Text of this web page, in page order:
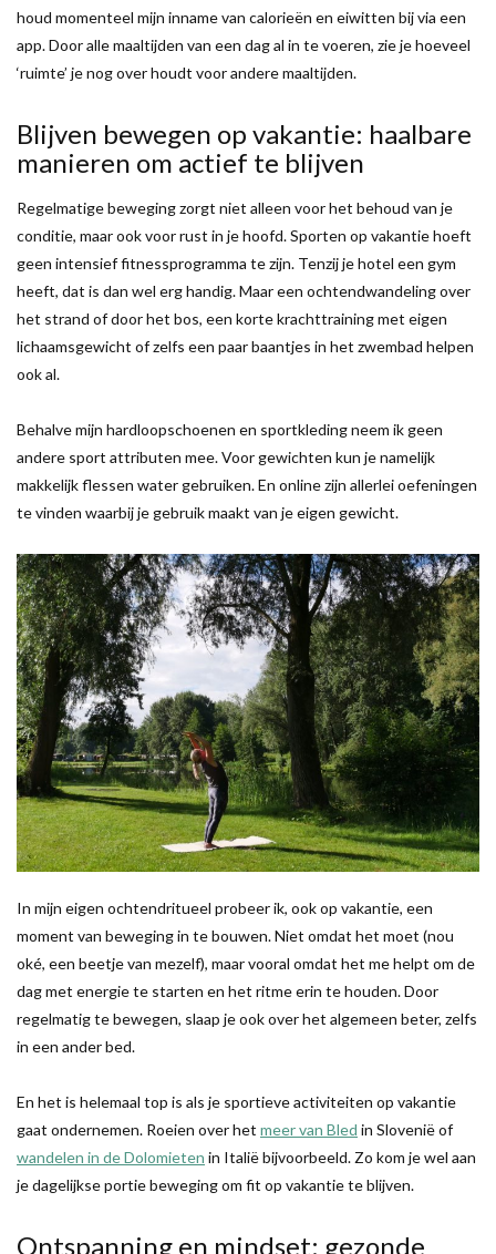
houd momenteel mijn inname van calorieën en eiwitten bij via een
app. Door alle maaltijden van een dag al in te voeren, zie je hoeveel
‘ruimte’ je nog over houdt voor andere maaltijden.
Blijven bewegen op vakantie: haalbare
manieren om actief te blijven
Regelmatige beweging zorgt niet alleen voor het behoud van je
conditie, maar ook voor rust in je hoofd. Sporten op vakantie hoeft
geen intensief fitnessprogramma te zijn. Tenzij je hotel een gym
heeft, dat is dan wel erg handig. Maar een ochtendwandeling over
het strand of door het bos, een korte krachttraining met eigen
lichaamsgewicht of zelfs een paar baantjes in het zwembad helpen
ook al.
Behalve mijn hardloopschoenen en sportkleding neem ik geen
andere sport attributen mee. Voor gewichten kun je namelijk
makkelijk flessen water gebruiken. En online zijn allerlei oefeningen
te vinden waarbij je gebruik maakt van je eigen gewicht.
In mijn eigen ochtendritueel probeer ik, ook op vakantie, een
moment van beweging in te bouwen. Niet omdat het moet (nou
oké, een beetje van mezelf), maar vooral omdat het me helpt om de
dag met energie te starten en het ritme erin te houden. Door
regelmatig te bewegen, slaap je ook over het algemeen beter, zelfs
in een ander bed.
En het is helemaal top is als je sportieve activiteiten op vakantie
gaat ondernemen. Roeien over het meer van Bled in Slovenië of
wandelen in de Dolomieten in Italië bijvoorbeeld. Zo kom je wel aan
je dagelijkse portie beweging om fit op vakantie te blijven.
Ontspanning en mindset: gezonde